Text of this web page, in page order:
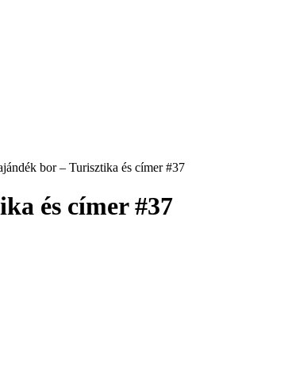
bor – Turisztika és címer #37
és címer #37